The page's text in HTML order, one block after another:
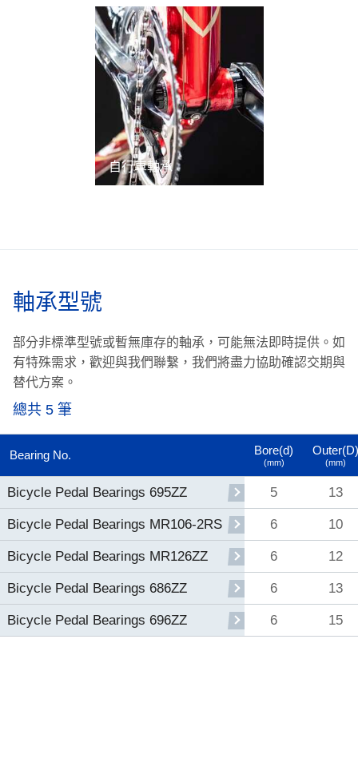
自行車軸承
軸承型號
部分非標準型號或暫無庫存的軸承，可能無法即時提供。 如
有特殊需求，歡迎與我們聯繫，我們將盡力協助確認交期與
替代方案。
總共 5 筆
Bearing No. Bore(d)
(mm)
Outer(D)
(mm)
Bicycle Pedal Bearings 695ZZ 5 13
Bicycle Pedal Bearings MR106-2RS 6 10
Bicycle Pedal Bearings MR126ZZ 6 12
Bicycle Pedal Bearings 686ZZ 6 13
Bicycle Pedal Bearings 696ZZ 6 15